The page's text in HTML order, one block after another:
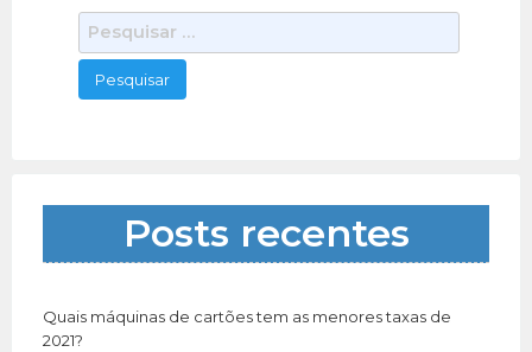
CABELOS DE SALÃO SEM SAIR DE CASA Hidraliso é
um produto que foi desenvolvido para facilitar a
vida de quem
[…]
330 total views, 0 today
e
q
a
r
:
Posts recentes
Quais máquinas de cartões tem as menores taxas de
2021?